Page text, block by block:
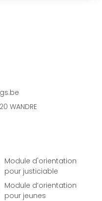
WANDRE
Module d'orientation
pour justiciable
Module d’orientation
pour jeunes